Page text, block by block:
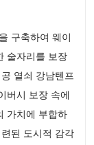
구축하여 웨이
술자리를 보장
열쇠 강남텐프
버시 보장 속에
가치에 부합하
된 도시적 감각